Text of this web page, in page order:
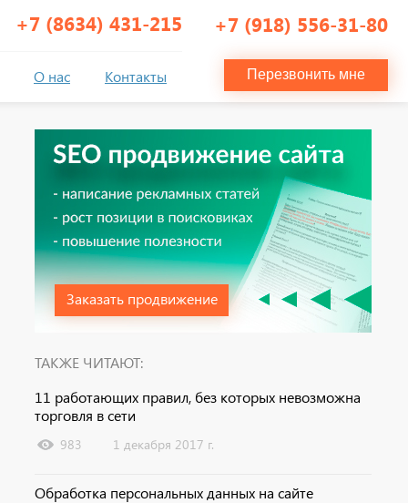
+7 (8634) 431-215
О нас Контакты
+7 (918) 556-31-80
Перезвонить мне
Заказать продвижение
ТАКЖЕ ЧИТАЮТ:
11 работающих правил, без которых невозможна
торговля в сети
983 1 декабря 2017 г.
Обработка персональных данных на сайте